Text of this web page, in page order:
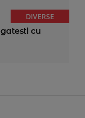
DIVERSE
cu